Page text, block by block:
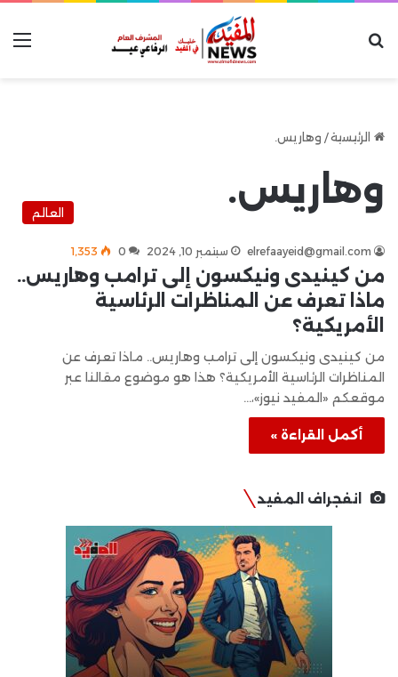
الرئيسية/ وهاريس.
وهاريس.
العالم
elrefaayeid@gmail.com سبتمبر 10, 2024 0 1٬353
من كينيدى ونيكسون إلى ترامب وهاريس..
ماذا تعرف عن المناظرات الرئاسية
الأمريكية؟
من كينيدى ونيكسون إلى ترامب وهاريس.. ماذا تعرف عن
المناظرات الرئاسية الأمريكية؟ هذا هو موضوع مقالنا عبر
موقعكم «المفيد نيوز»،…
أكمل القراءة »
انفجراف المفيد